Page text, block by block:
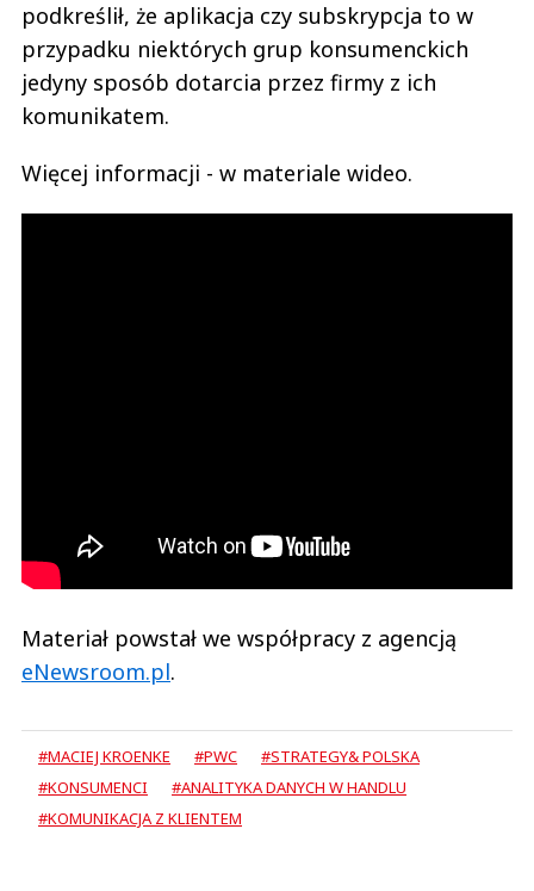
podkreślił, że aplikacja czy subskrypcja to w
przypadku niektórych grup konsumenckich
jedyny sposób dotarcia przez firmy z ich
komunikatem.
Więcej informacji - w materiale wideo.
Materiał powstał we współpracy z agencją
eNewsroom.pl.
#MACIEJ KROENKE #PWC
#STRATEGY& POLSKA
#KONSUMENCI
#ANALITYKA DANYCH W HANDLU
#KOMUNIKACJA Z KLIENTEM